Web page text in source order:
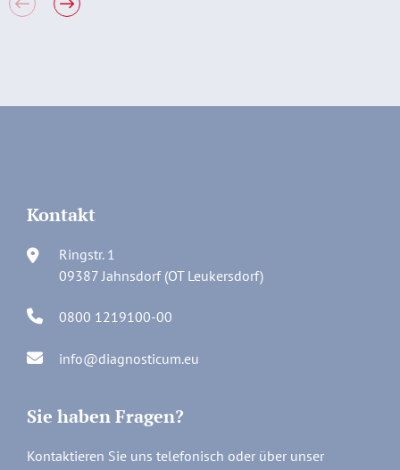
Kontakt
Ringstr. 1
09387 Jahnsdorf (OT Leukersdorf)
0800 1219100-00
info@diagnosticum.eu
Sie haben Fragen?
Kontaktieren Sie uns telefonisch oder über unser